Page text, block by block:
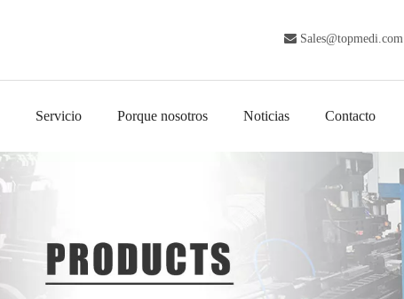
 Sales@topmedi.com
Servicio Porque nosotros Noticias Contacto